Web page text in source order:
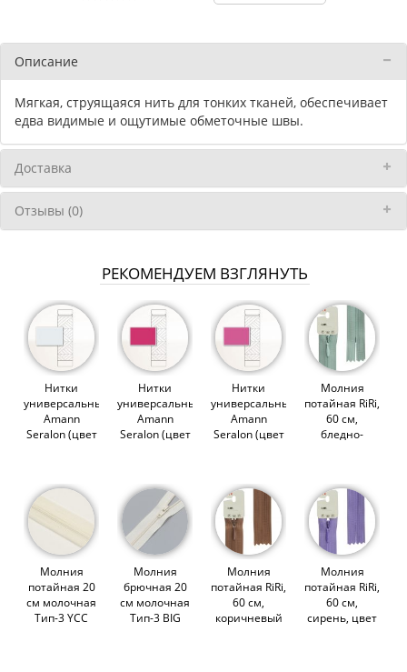
Описание
Мягкая, струящаяся нить для тонких тканей, обеспечивает
едва видимые и ощутимые обметочные швы.
Доставка
Отзывы (0)
РЕКОМЕНДУЕМ ВЗГЛЯНУТЬ
Нитки
универсальные
Amann
Seralon (цвет
Нитки
универсальные
Amann
Seralon (цвет
Нитки
универсальные
Amann
Seralon (цвет
Молния
потайная RiRi,
60 см,
бледно-
Молния
потайная 20
см молочная
Тип-3 YCC
Молния
брючная 20
см молочная
Тип-3 BIG
Молния
потайная RiRi,
60 см,
коричневый
Молния
потайная RiRi,
60 см,
сирень, цвет